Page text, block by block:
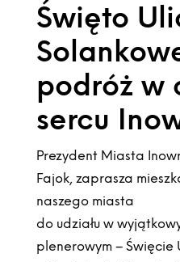
Święto
podróż w
sercu
Prezydent Miasta
Fajok, zaprasza
naszego miasta
do udziału w
plenerowym – Święcie